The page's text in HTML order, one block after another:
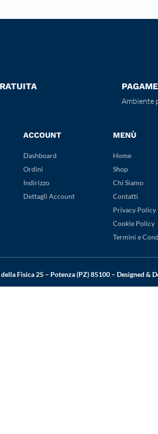
Ambiente
ACCOUNT
Dashboard
Ordini
Indirizzo
Dettagli Account
MENÙ
Home
Shop
Chi Siamo
Contatti
Privacy Policy
Cookie Policy
Termini e
Fisica 25 – Potenza (PZ) 85100 – Designed &